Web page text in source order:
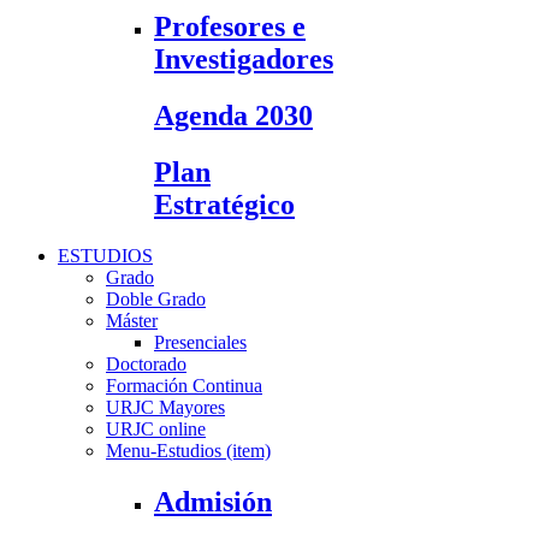
Profesores e
Investigadores
Agenda 2030
Plan
Estratégico
ESTUDIOS
Grado
Doble Grado
Máster
Presenciales
Doctorado
Formación Continua
URJC Mayores
URJC online
Menu-Estudios (item)
Admisión